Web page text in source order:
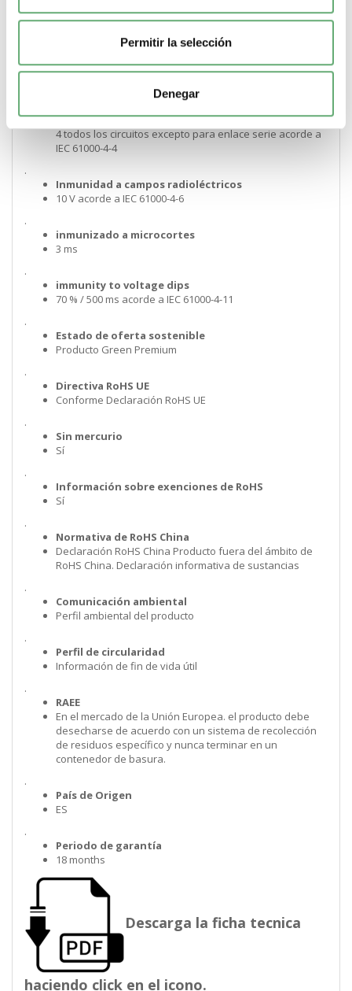
Permitir la selección
Denegar
en contacto acorde a IEC 61000-4-2
10 V/m 3 acorde a IEC 61000-4-3
Resistencia a transitorios rápidos
2 kV clase 3 enlace serie acorde a IEC 61000-4-44 kV clase
4 todos los circuitos excepto para enlace serie acorde a
IEC 61000-4-4
.
Inmunidad a campos radioléctricos
10 V acorde a IEC 61000-4-6
.
inmunizado a microcortes
3 ms
.
immunity to voltage dips
70 % / 500 ms acorde a IEC 61000-4-11
.
Estado de oferta sostenible
Producto Green Premium
.
Directiva RoHS UE
Conforme Declaración RoHS UE
.
Sin mercurio
Sí
.
Información sobre exenciones de RoHS
Sí
.
Normativa de RoHS China
Declaración RoHS China Producto fuera del ámbito de
RoHS China. Declaración informativa de sustancias
.
Comunicación ambiental
Perfil ambiental del producto
.
Perfil de circularidad
Información de fin de vida útil
.
RAEE
En el mercado de la Unión Europea. el producto debe
desecharse de acuerdo con un sistema de recolección
de residuos específico y nunca terminar en un
contenedor de basura.
.
País de Origen
ES
.
Periodo de garantía
18 months
Descarga la ficha tecnica
haciendo click en el icono.